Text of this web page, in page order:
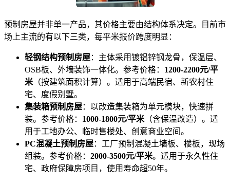
预制房屋并非单一产品，其价格主要由结构体系决定。目前市
场上主流的有以下三类，每平米报价跨度明显：
轻钢结构预制房屋：主体采用镀铝锌钢龙骨，保温层、
OSB板、外墙装饰一体化。参考价格： 1200-2200元/平
米 （按建筑面积计算）。适用于高端民宿、新农村住
宅、度假别墅。
集装箱预制房屋：以改造集装箱为单元模块，快速拼
装。参考价格： 1000-1800元/平米 （含保温改造）。适
用于工地办公、临时售楼处、创意商业空间。
PC混凝土预制房屋：工厂预制混凝土墙板、楼板，现场
组装。参考价格： 2000-3500元/平米。适用于永久性住
宅、政府保障房项目，使用寿命超50年。